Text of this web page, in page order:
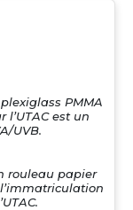
PMMA
l’UTAC est un
UVB.
rouleau papier